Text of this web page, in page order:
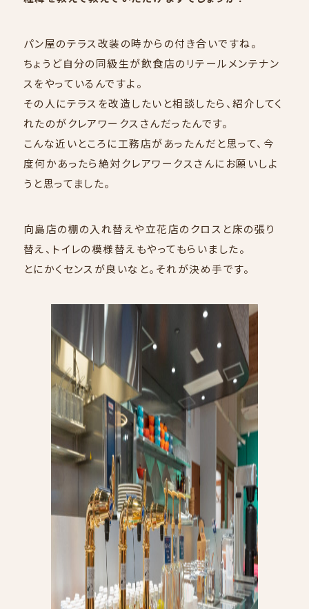
パン屋のテラス改装の時からの付き合いですね。
ちょうど自分の同級生が飲食店のリテールメンテナン
スをやっているんですよ。
その人にテラスを改造したいと相談したら、紹介してく
れたのがクレアワークスさんだったんです。
こんな近いところに工務店があったんだと思って、今
度何かあったら絶対クレアワークスさんにお願いしよ
うと思ってました。
向島店の棚の入れ替えや立花店のクロスと床の張り
替え、トイレの模様替えもやってもらいました。
とにかくセンスが良いなと。それが決め手です。